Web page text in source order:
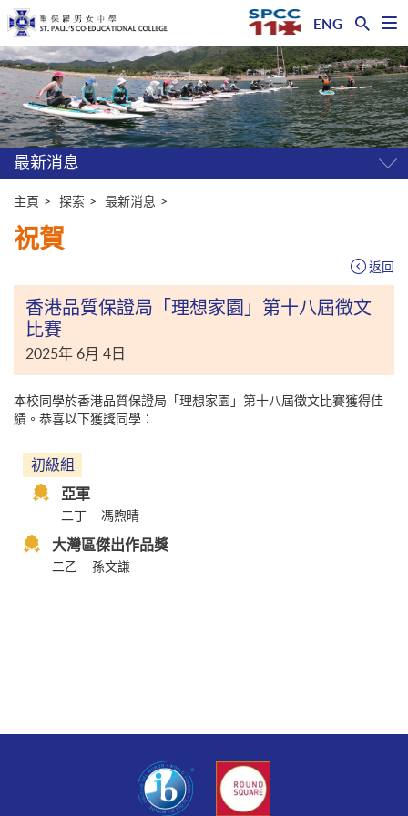
開
選
單
ENG
主
内
容
開
始
最新消息 開
主頁 探索 最新消息
祝賀
返回
香港品質保證局「理想家園」第十八屆徵文
比賽
2025年 6月 4日
本校同學於香港品質保證局「理想家園」第十八屆徵文比賽獲得佳
績。恭喜以下獲獎同學：
初級組
亞軍
二丁 馮煦晴
大灣區傑出作品獎
二乙 孫文謙